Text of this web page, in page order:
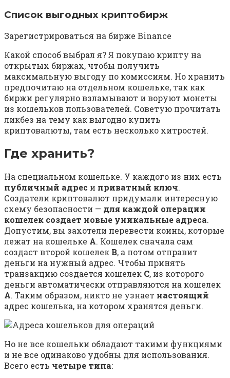
Список выгодных криптобирж
Зарегистрироваться на бирже Binance
Какой способ выбрал я? Я покупаю крипту на
открытых биржах, чтобы получить
максимальную выгоду по комиссиям. Но хранить
предпочитаю на отдельном кошельке, так как
биржи регулярно взламывают и воруют монеты
из кошельков пользователей. Советую прочитать
ликбез на тему как выгодно купить
криптовалюты, там есть несколько хитростей.
Где хранить?
На специальном кошельке. У каждого из них есть
публичный адрес и приватный ключ.
Создатели криптовалют придумали интересную
схему безопасности — для каждой операции
кошелек создает новые уникальные адреса.
Допустим, вы захотели перевести коины, которые
лежат на кошельке А. Кошелек сначала сам
создаст второй кошелек В, а потом отправит
деньги на нужный адрес. Чтобы принять
транзакцию создается кошелек С, из которого
деньги автоматически отправляются на кошелек
А. Таким образом, никто не узнает настоящий
адрес кошелька, на котором хранятся деньги.
Но не все кошельки обладают такими функциями
и не все одинаково удобны для использования.
Всего есть четыре типа: